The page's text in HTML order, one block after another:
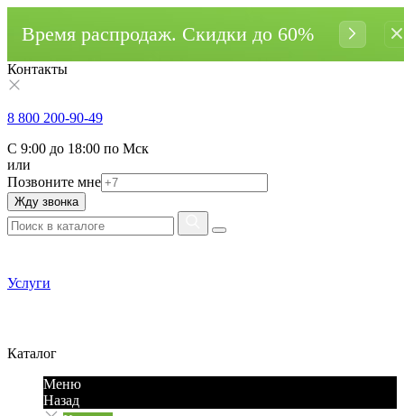
Время распродаж. Cкидки до 60%
Контакты
8 800 200-90-49
С 9:00 до 18:00 по Мск
или
Позвоните мне
Жду звонка
Услуги
Каталог
Меню
Назад